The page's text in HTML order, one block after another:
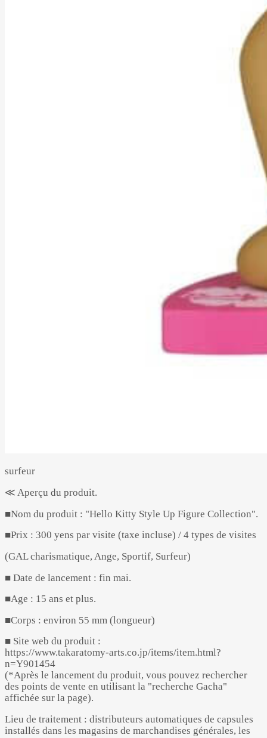
surfeur
≪ Aperçu du produit.
■Nom du produit : "Hello Kitty Style Up Figure Collection".
■Prix : 300 yens par visite (taxe incluse) / 4 types de visites
(GAL charismatique, Ange, Sportif, Surfeur)
■ Date de lancement : fin mai.
■Age : 15 ans et plus.
■Corps : environ 55 mm (longueur)
■ Site web du produit :
https://www.takaratomy-arts.co.jp/items/item.html?
n=Y901454
(*Après le lancement du produit, vous pouvez rechercher
des points de vente en utilisant la "recherche Gacha"
affichée sur la page).
Lieu de traitement : distributeurs automatiques de capsules
installés dans les magasins de marchandises générales, les